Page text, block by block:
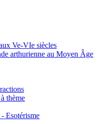
Ve-VIe siècles
arthurienne au Moyen Âge
thème
Esotérisme